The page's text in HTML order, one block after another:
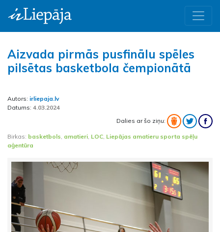
Aizvada pirmās pusfinālu spēles
pilsētas basketbola čempionātā
Autors: irliepaja.lv
Datums: 4.03.2024
Dalies ar šo ziņu:
Birkas: basketbols amatieri LOC Liepājas amatieru sporta spēļu
aģentūra